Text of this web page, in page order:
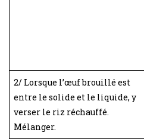
2/ Lorsque l’œuf brouillé est
entre le solide et le liquide, y
verser le riz réchauffé.
Mélanger.